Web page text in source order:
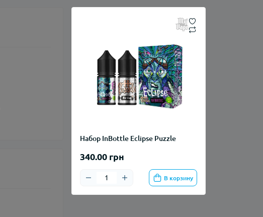
Набор InBottle Eclipse Puzzle
340.00 грн
В корзину